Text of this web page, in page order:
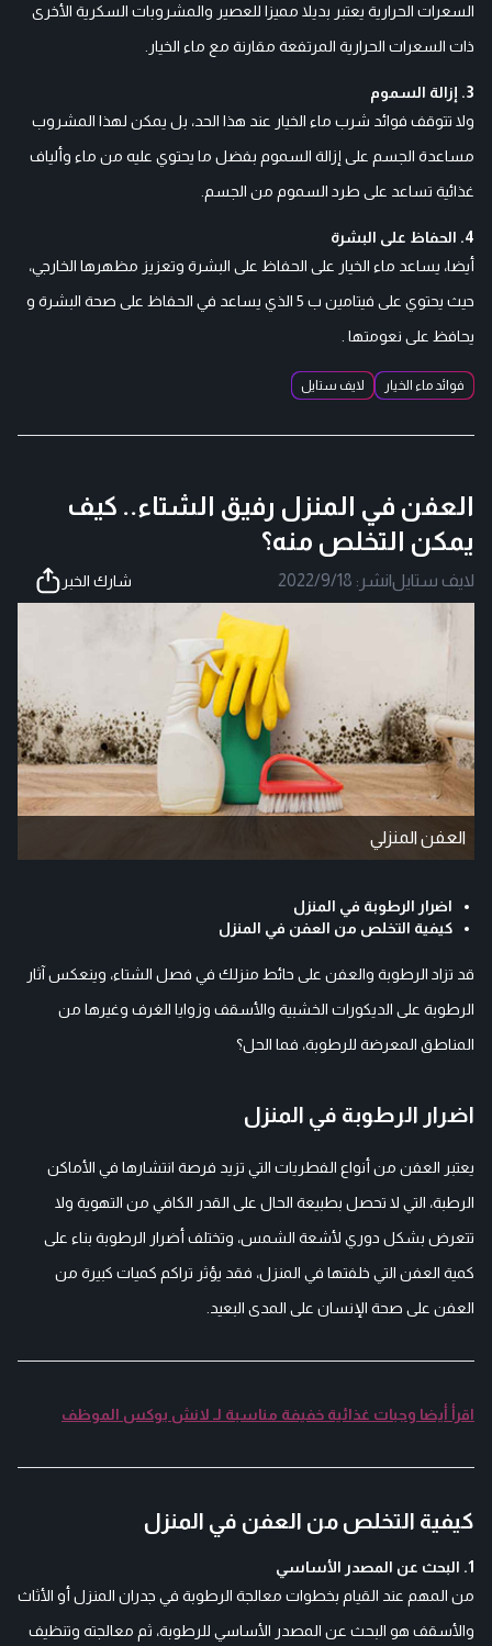
السعرات الحرارية يعتبر بديلا مميزا للعصير والمشروبات السكرية الأخرى
ذات السعرات الحرارية المرتفعة مقارنة مع ماء الخيار.
3. إزالة السموم
ولا تتوقف فوائد شرب ماء الخيار عند هذا الحد، بل يمكن لهذا المشروب
مساعدة الجسم على إزالة السموم بفضل ما يحتوي عليه من ماء وألياف
غذائية تساعد على طرد السموم من الجسم.
4. الحفاظ على البشرة
أيضا، يساعد ماء الخيار على الحفاظ على البشرة وتعزيز مظهرها الخارجي،
حيث يحتوي على فيتامين ب 5 الذي يساعد في الحفاظ على صحة البشرة و
يحافظ على نعومتها .
فوائد ماء الخيار لايف ستايل
العفن في المنزل رفيق الشتاء.. كيف
يمكن التخلص منه؟
لايف ستايل|نشر: 2022/9/18 شارك الخبر
العفن المنزلي
اضرار الرطوبة في المنزل
كيفية التخلص من العفن في المنزل
قد تزاد الرطوبة والعفن على حائط منزلك في فصل الشتاء، وينعكس آثار
الرطوبة على الديكورات الخشبية والأسقف وزوايا الغرف وغيرها من
المناطق المعرضة للرطوبة، فما الحل؟
اضرار الرطوبة في المنزل
يعتبر العفن من أنواع الفطريات التي تزيد فرصة انتشارها في الأماكن
الرطبة، التي لا تحصل بطبيعة الحال على القدر الكافي من التهوية ولا
تتعرض بشكل دوري لأشعة الشمس، وتختلف أضرار الرطوبة بناء على
كمية العفن التي خلفتها في المنزل، فقد يؤثر تراكم كميات كبيرة من
العفن على صحة الإنسان على المدى البعيد.
اقرأ أيضا وجبات غذائية خفيفة مناسبة لـ لانش بوكس الموظف
كيفية التخلص من العفن في المنزل
1. البحث عن المصدر الأساسي
من المهم عند القيام بخطوات معالجة الرطوبة في جدران المنزل أو الأثاث
والأسقف هو البحث عن المصدر الأساسي للرطوبة، ثم معالجته وتنظيف